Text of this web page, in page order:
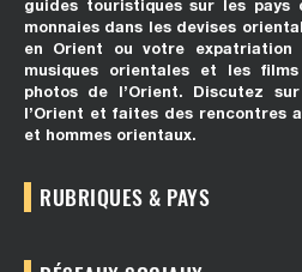
guides touristiques sur les pays
monnaies dans les devises
en Orient ou votre expatriation
musiques orientales et les
photos de l’Orient. Discutez
l’Orient et faites des rencontres
et hommes orientaux.
RUBRIQUES & PAYS